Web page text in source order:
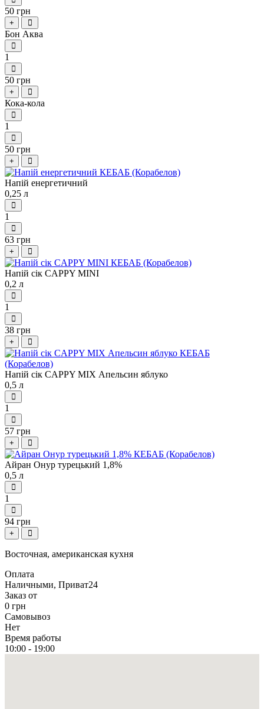
50 грн
+
Бон Аква
1
50 грн
+
Кока-кола
1
50 грн
+
Напій енергетичний
0,25 л
1
63 грн
+
Напій сік CAPPY MINI
0,2 л
1
38 грн
+
Напій сік CAPPY МІХ Апельсин яблуко
0,5 л
1
57 грн
+
Айран Онур турецький 1,8%
0,5 л
1
94 грн
+
Восточная, американская кухня
Оплата
Наличными, Приват24
Заказ от
0 грн
Самовывоз
Нет
Время работы
10:00 - 19:00